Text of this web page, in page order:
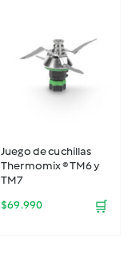
Juego de cuchillas
Thermomix ® TM6 y
TM7
$69.990 🛒